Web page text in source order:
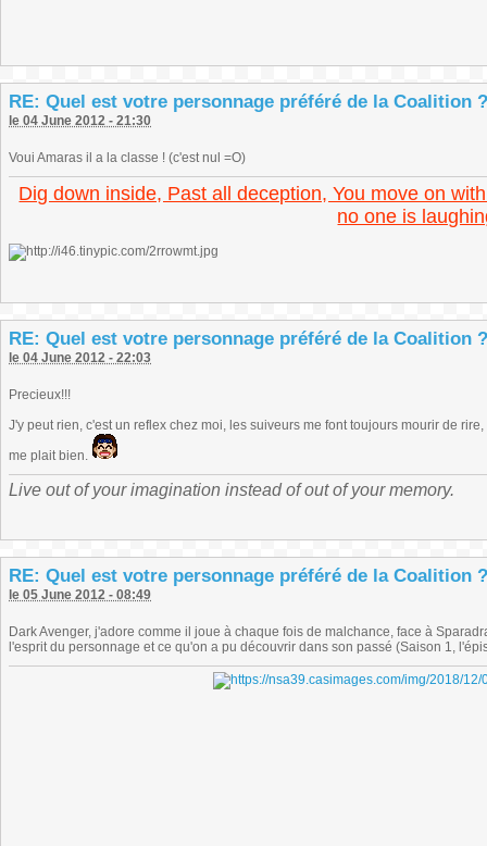
RE: Quel est votre personnage préféré de la Coalition ?
le 04 June 2012 - 21:30
Voui Amaras il a la classe ! (c'est nul =O)
Dig down inside, Past all deception, You move on
no one is
RE: Quel est votre personnage préféré de la Coalition ?
le 04 June 2012 - 22:03
Precieux!!!
J'y peut rien, c'est un reflex chez moi, les suiveurs me font toujours mourir de
me plait bien.
Live out of your imagination instead of out of your memory.
RE: Quel est votre personnage préféré de la Coalition ?
le 05 June 2012 - 08:49
Dark Avenger, j'adore comme il joue à chaque fois de malchance, face à
l'esprit du personnage et ce qu'on a pu découvrir dans son passé (Saison 1,